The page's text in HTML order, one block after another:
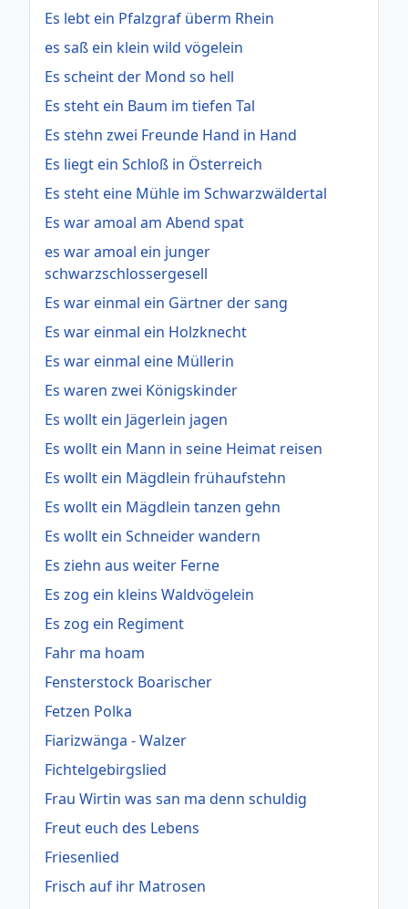
Es lebt ein Pfalzgraf überm Rhein
es saß ein klein wild vögelein
Es scheint der Mond so hell
Es steht ein Baum im tiefen Tal
Es stehn zwei Freunde Hand in Hand
Es liegt ein Schloß in Österreich
Es steht eine Mühle im Schwarzwäldertal
Es war amoal am Abend spat
es war amoal ein junger
schwarzschlossergesell
Es war einmal ein Gärtner der sang
Es war einmal ein Holzknecht
Es war einmal eine Müllerin
Es waren zwei Königskinder
Es wollt ein Jägerlein jagen
Es wollt ein Mann in seine Heimat reisen
Es wollt ein Mägdlein frühaufstehn
Es wollt ein Mägdlein tanzen gehn
Es wollt ein Schneider wandern
Es ziehn aus weiter Ferne
Es zog ein kleins Waldvögelein
Es zog ein Regiment
Fahr ma hoam
Fensterstock Boarischer
Fetzen Polka
Fiarizwänga - Walzer
Fichtelgebirgslied
Frau Wirtin was san ma denn schuldig
Freut euch des Lebens
Friesenlied
Frisch auf ihr Matrosen